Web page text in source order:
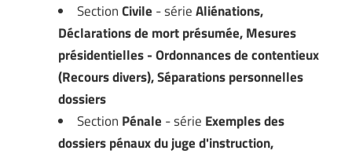
SectionCivile - sérieAliénations,
Déclarations de mort présumée, Mesures
présidentielles - Ordonnances de contentieux
(Recours divers), Séparations personnelles
dossiers
Section Pénale - série Exemples des
dossiers pénaux du juge d'instruction,